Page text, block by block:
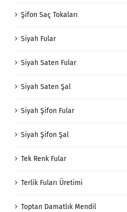
Şifon Saç Tokaları
Siyah Fular
Siyah Saten Fular
Siyah Saten Şal
Siyah Şifon Fular
Siyah Şifon Şal
Tek Renk Fular
Terlik Fuları Üretimi
Toptan Damatlık Mendil